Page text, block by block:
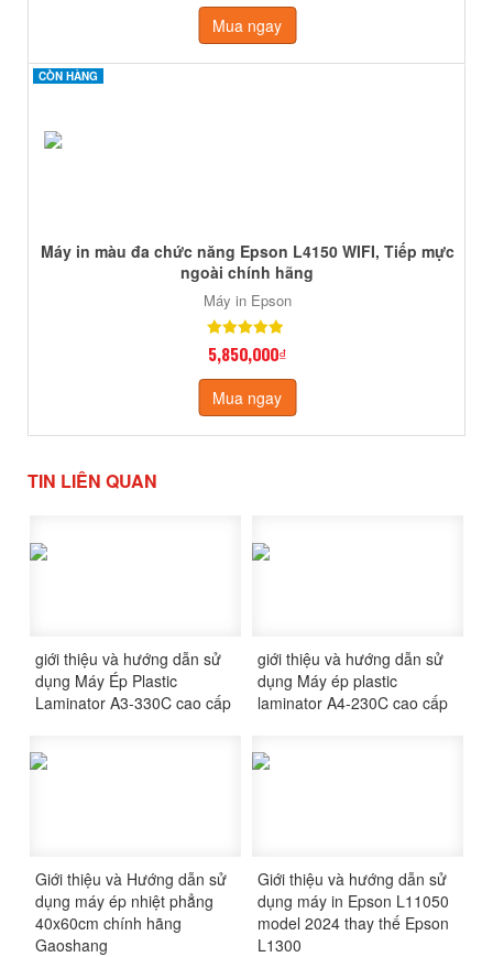
Mua ngay
CÒN HÀNG
CÒN HÀNG
Máy in màu đa chức năng Epson L4150 WIFI, Tiếp mực
ngoài chính hãng
Máy in Epson
5,850,000₫
Mua ngay
TIN LIÊN QUAN
giới thiệu và hướng dẫn sử
dụng Máy Ép Plastic
Laminator A3-330C cao cấp
giới thiệu và hướng dẫn sử
dụng Máy ép plastic
laminator A4-230C cao cấp
Giới thiệu và Hướng dẫn sử
dụng máy ép nhiệt phẳng
40x60cm chính hãng
Gaoshang
Giới thiệu và hướng dẫn sử
dụng máy in Epson L11050
model 2024 thay thế Epson
L1300